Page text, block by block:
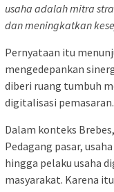
usaha adalah mitra
dan meningkatkan
Pernyataan itu
mengedepankan
diberi ruang tumbuh
digitalisasi pemasaran.
Dalam konteks
Pedagang pasar,
hingga pelaku usaha
masyarakat. Karena